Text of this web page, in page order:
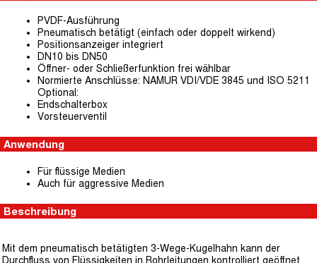
PVDF-Ausführung
Pneumatisch betätigt (einfach oder doppelt wirkend)
Positionsanzeiger integriert
DN10 bis DN50
Öffner- oder Schließerfunktion frei wählbar
Normierte Anschlüsse: NAMUR VDI/VDE 3845 und ISO 5211
Optional:
Endschalterbox
Vorsteuerventil
Anwendung
Für flüssige Medien
Auch für aggressive Medien
Beschreibung
Mit dem pneumatisch betätigten 3-Wege-Kugelhahn kann der
Durchfluss von Flüssigkeiten in Rohrleitungen kontrolliert geöffnet